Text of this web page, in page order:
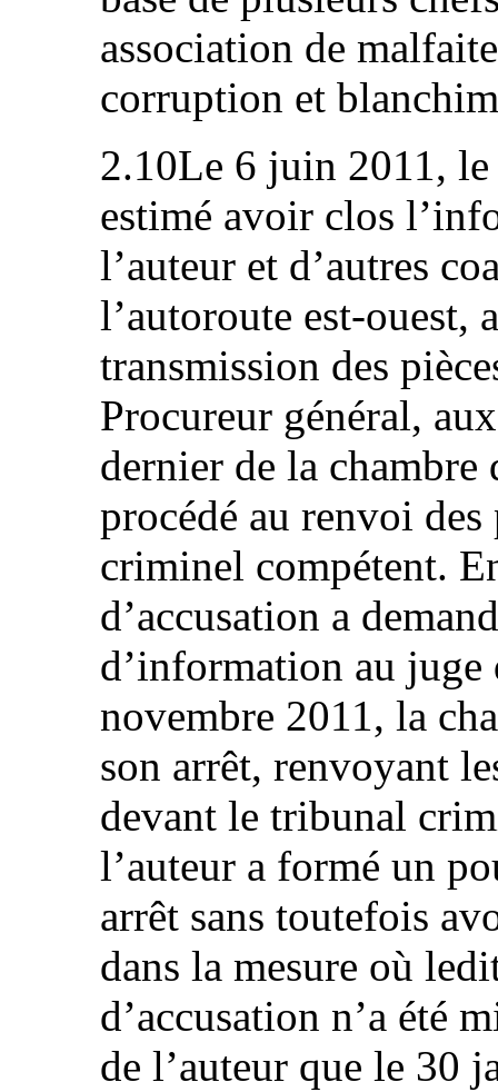
association de
corruption et
2.10Le 6 juin 2011,
estimé avoir clos
l’auteur et d’autres
l’autoroute est-ouest,
transmission des
Procureur général,
dernier de la chambre
procédé au renvoi
criminel compétent.
d’accusation a
d’information au
novembre 2011, la
son arrêt, renvoyant
devant le tribunal
l’auteur a formé un
arrêt sans toutefois
dans la mesure où
d’accusation n’a été
de l’auteur que le 30